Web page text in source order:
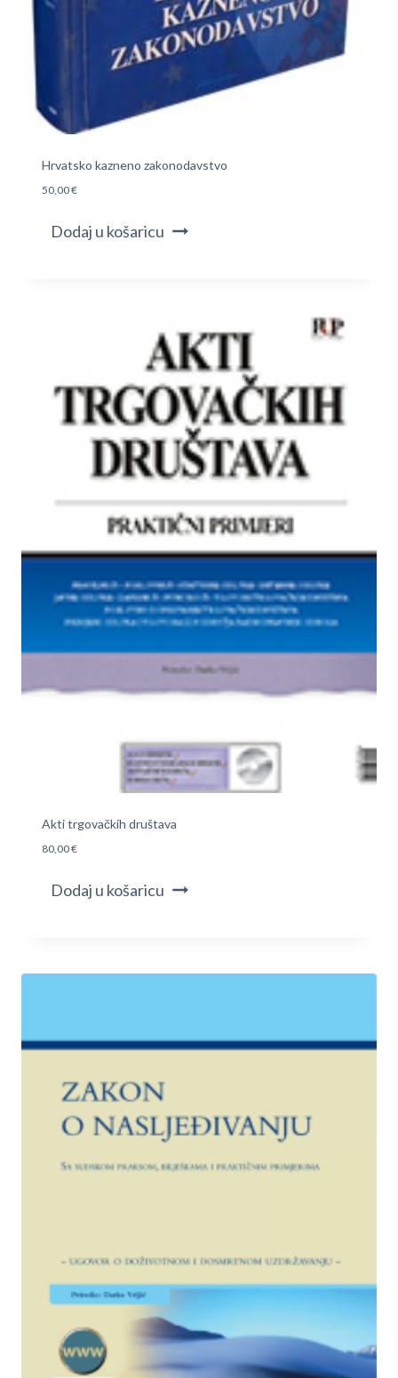
Hrvatsko kazneno zakonodavstvo
50,00€
Dodaj u košaricu
Akti trgovačkih društava
80,00€
Dodaj u košaricu